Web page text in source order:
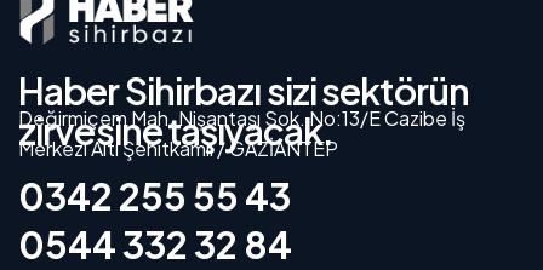
Haber Sihirbazı sizi sektörün
zirvesine taşıyacak.
Değirmiçem Mah. Nişantaşı Sok. No:13/E Cazibe İş
Merkezi Altı Şehitkamil / GAZİANTEP
0342 255 55 43
0544 332 32 84